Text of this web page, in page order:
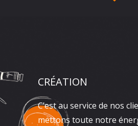
CRÉATION
C’est au service de nos
mettons toute notre